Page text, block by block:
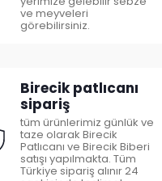
ve meyveleri
görebilirsiniz.
Birecik patlıcanı
sipariş
tüm ürünlerimiz günlük ve
taze olarak Birecik
Patlıcanı ve Birecik Biberi
satışı yapılmakta. Tüm
Türkiye sipariş alınır 24